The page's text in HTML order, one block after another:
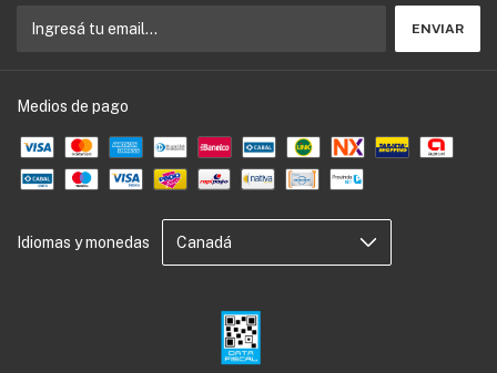
Medios de pago
Idiomas y monedas